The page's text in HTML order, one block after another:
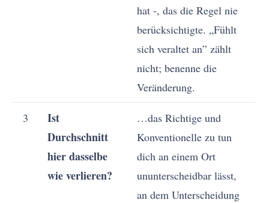
hat -, das die Regel nie
berücksichtigte. „Fühlt
sich veraltet an” zählt
nicht; benenne die
Veränderung.
3
Ist
Durchschnitt
hier dasselbe
wie verlieren?
…das Richtige und
Konventionelle zu tun
dich an einem Ort
ununterscheidbar lässt,
an dem Unterscheidung